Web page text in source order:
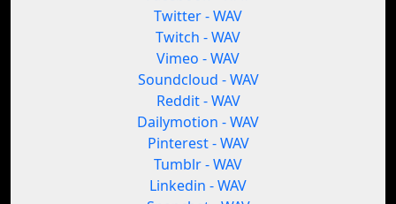
Twitter - WAV
Twitch - WAV
Vimeo - WAV
Soundcloud - WAV
Reddit - WAV
Dailymotion - WAV
Pinterest - WAV
Tumblr - WAV
Linkedin - WAV